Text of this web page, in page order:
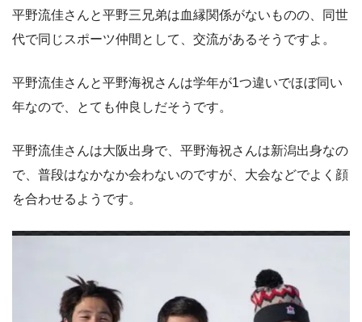
平野流佳さんと平野三兄弟は血縁関係がないものの、同世
代で同じスポーツ仲間として、交流があるそうですよ。
平野流佳さんと平野海祝さんは学年が1つ違いでほぼ同い
年なので、とても仲良しだそうです。
平野流佳さんは大阪出身で、平野海祝さんは新潟出身なの
で、普段はなかなか会わないのですが、大会などでよく顔
を合わせるようです。